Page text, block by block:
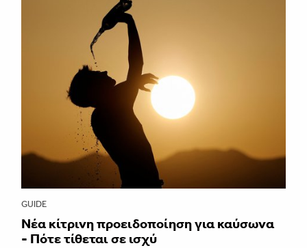
GUIDE
Νέα κίτρινη προειδοποίηση για καύσωνα
- Πότε τίθεται σε ισχύ